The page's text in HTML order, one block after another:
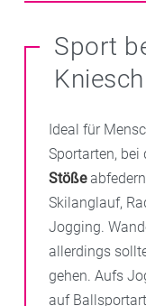
braucht man für
Zellen, ebenso
etwa Mangan
passenden
erhalten Sie bei
Hierfür eignen
dazu gezielt bei
Ganz wichtig:In
wird ernährt,
Nährstoffe an den
auf Diät. Das ist
Gelenkproblemen.
Sport
Ideal für
Sportarten, bei
Stöße
Skilanglauf,
Jogging.
allerdings
gehen. Aufs
auf